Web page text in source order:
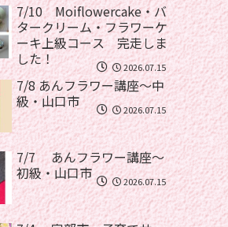
7/10 Moiflowercake・バ
タークリーム・フラワーケ
ーキ上級コース 完走しま
した！
2026.07.15
7/8 あんフラワー講座〜中
級・山口市
2026.07.15
7/7 あんフラワー講座〜
初級・山口市
2026.07.15